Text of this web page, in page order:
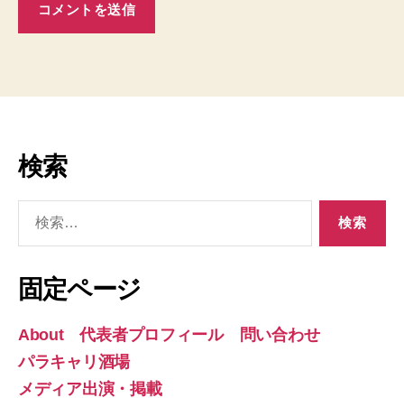
検索
象:
固定ページ
About 代表者プロフィール 問い合わせ
パラキャリ酒場
メディア出演・掲載